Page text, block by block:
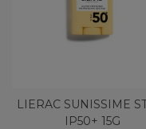
LIERAC SUNISSIME
IP50+ 15G